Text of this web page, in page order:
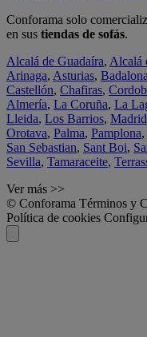
Conforama solo
en sus tiendas de sofás.
Alcalá de Guadaíra, Alcalá
Arinaga, Asturias, Badalona
Castellón, Chafiras,
Almería, La Coruña, La
Lleida, Los Barrios, Madrid
Orotava, Palma, Pamplona,
San Sebastian, Sant Boi,
Sevilla, Tamaraceite,
Ver más >>
© Conforama Términos y
Política de cookies